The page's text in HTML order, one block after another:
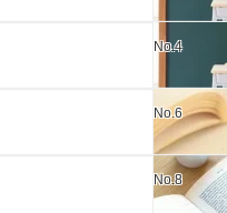
No.4
No.6
No.8